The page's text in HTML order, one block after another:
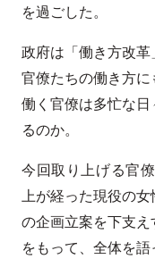
を過ごした。
政府は「働き方改
官僚たちの働き方
働く官僚は多忙な
るのか。
今回取り上げる官
上が経った現役の
の企画立案を下支
をもって、全体を